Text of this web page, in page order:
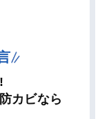
カビなら